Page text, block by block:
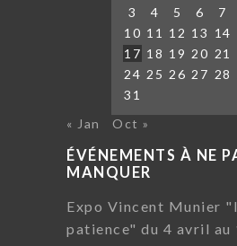
3
4 5 6 7
10 11 12 13 14
17 18 19 20 21
24 25 26 27 28
31
« Jan
Oct »
ÉVÉNEMENTS À NE
MANQUER
Expo Vincent Munier
patience" du 4 avril au